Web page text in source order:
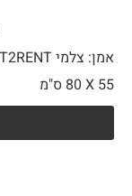
אמן: צלמי ART2RENT
55 X